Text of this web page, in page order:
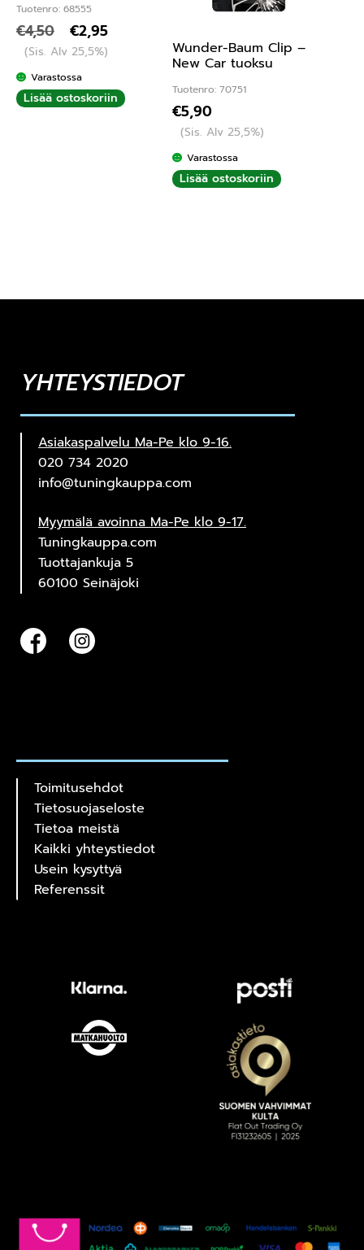
Tuotenro: 68555
€4,50 €2,95
(Sis. Alv 25,5%)
Varastossa
Lisää ostoskoriin
Wunder-Baum Clip –
New Car tuoksu
Tuotenro: 70751
€5,90
(Sis. Alv 25,5%)
Varastossa
Lisää ostoskoriin
YHTEYSTIEDOT
Asiakaspalvelu Ma-Pe klo 9-16.
020 734 2020
info@tuningkauppa.com
Myymälä avoinna Ma-Pe klo 9-17.
Tuningkauppa.com
Tuottajankuja 5
60100 Seinäjoki
Toimitusehdot
Tietosuojaseloste
Tietoa meistä
Kaikki yhteystiedot
Usein kysyttyä
Referenssit